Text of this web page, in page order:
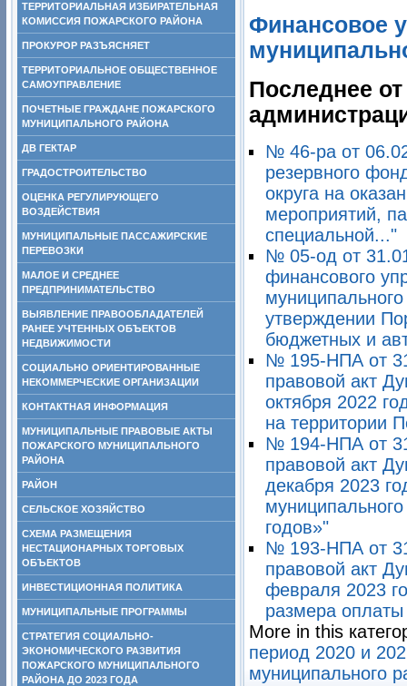
ТЕРРИТОРИАЛЬНАЯ ИЗБИРАТЕЛЬНАЯ
КОМИССИЯ ПОЖАРСКОГО РАЙОНА
ПРОКУРОР РАЗЪЯСНЯЕТ
ТЕРРИТОРИАЛЬНОЕ ОБЩЕСТВЕННОЕ
САМОУПРАВЛЕНИЕ
ПОЧЕТНЫЕ ГРАЖДАНЕ ПОЖАРСКОГО
МУНИЦИПАЛЬНОГО РАЙОНА
ДВ ГЕКТАР
ГРАДОСТРОИТЕЛЬСТВО
ОЦЕНКА РЕГУЛИРУЮЩЕГО
ВОЗДЕЙСТВИЯ
МУНИЦИПАЛЬНЫЕ ПАССАЖИРСКИЕ
ПЕРЕВОЗКИ
МАЛОЕ И СРЕДНЕЕ
ПРЕДПРИНИМАТЕЛЬСТВО
ВЫЯВЛЕНИЕ ПРАВООБЛАДАТЕЛЕЙ
РАНЕЕ УЧТЕННЫХ ОБЪЕКТОВ
НЕДВИЖИМОСТИ
СОЦИАЛЬНО ОРИЕНТИРОВАННЫЕ
НЕКОММЕРЧЕСКИЕ ОРГАНИЗАЦИИ
КОНТАКТНАЯ ИНФОРМАЦИЯ
МУНИЦИПАЛЬНЫЕ ПРАВОВЫЕ АКТЫ
ПОЖАРСКОГО МУНИЦИПАЛЬНОГО
РАЙОНА
РАЙОН
СЕЛЬСКОЕ ХОЗЯЙСТВО
СХЕМА РАЗМЕЩЕНИЯ
НЕСТАЦИОНАРНЫХ ТОРГОВЫХ
ОБЪЕКТОВ
ИНВЕСТИЦИОННАЯ ПОЛИТИКА
МУНИЦИПАЛЬНЫЕ ПРОГРАММЫ
СТРАТЕГИЯ СОЦИАЛЬНО-
ЭКОНОМИЧЕСКОГО РАЗВИТИЯ
ПОЖАРСКОГО МУНИЦИПАЛЬНОГО
РАЙОНА ДО 2023 ГОДА
Финансовое
Последнее
№ 46-ра от
резервного
округа на
мероприятий,
специальной..."
№ 05-од от
финансового
утверждении
бюджетных и
№ 195-НПА от
правовой акт
октября 2022
на территории
№ 194-НПА от
правовой акт
декабря 2023
годов»"
№ 193-НПА от
правовой акт
февраля 2023
размера
More in this
период 2020 и
муниципального